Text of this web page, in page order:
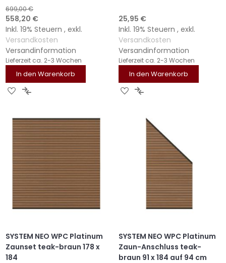
699,00 €
Sonderangebot
558,20 €
Inkl. 19% Steuern , exkl.
Versandkosten
Versandinformation
Lieferzeit ca. 2-3 Wochen
In den Warenkorb
ZUR
HINZUFÜGEN
ZUR
HINZUFÜGEN
25,95 €
Inkl. 19% Steuern , exkl.
Versandkosten
Versandinformation
Lieferzeit ca. 2-3 Wochen
In den Warenkorb
ZUR
HINZUFÜGEN
ZUR
HINZUFÜGEN
SYSTEM NEO WPC Platinum
Zaunset teak-braun 178 x
184
SYSTEM NEO WPC Platinum
Zaun-Anschluss teak-
braun 91 x 184 auf 94 cm